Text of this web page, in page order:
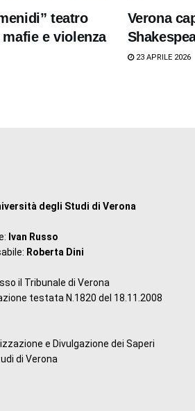
teatro
e violenza
Verona
23 APRILE 2026
degli Studi di Verona
Ivan Russo
Roberta Dini
il Tribunale di Verona
testata N.1820 del 18.11.2008
e Divulgazione dei Saperi
di Verona